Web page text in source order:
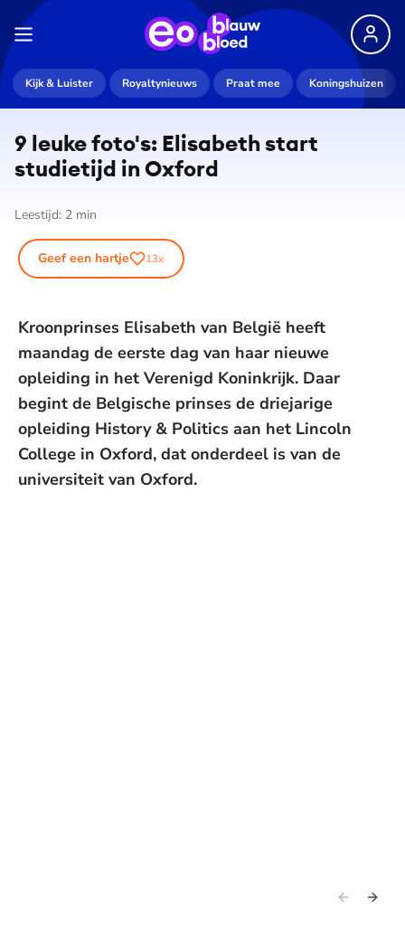
Kijk & Luister Royaltynieuws Praat mee Koningshuizen
9 leuke foto's: Elisabeth start
studietijd in Oxford
Leestijd: 2 min
Geef een hartje 13x
Kroonprinses Elisabeth van België heeft
maandag de eerste dag van haar nieuwe
opleiding in het Verenigd Koninkrijk. Daar
begint de Belgische prinses de driejarige
opleiding History & Politics aan het Lincoln
College in Oxford, dat onderdeel is van de
universiteit van Oxford.